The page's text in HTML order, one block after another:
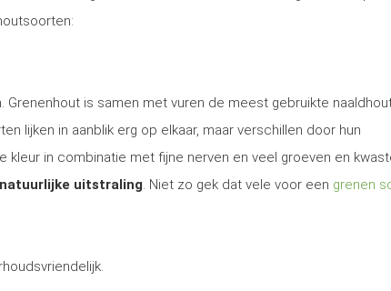
is samen met vuren de meest gebruikte
lijken in aanblik erg op elkaar, maar verschillen door hun
in combinatie met fijne nerven en veel groeven en
uitstraling. Niet zo gek dat vele voor een grenen